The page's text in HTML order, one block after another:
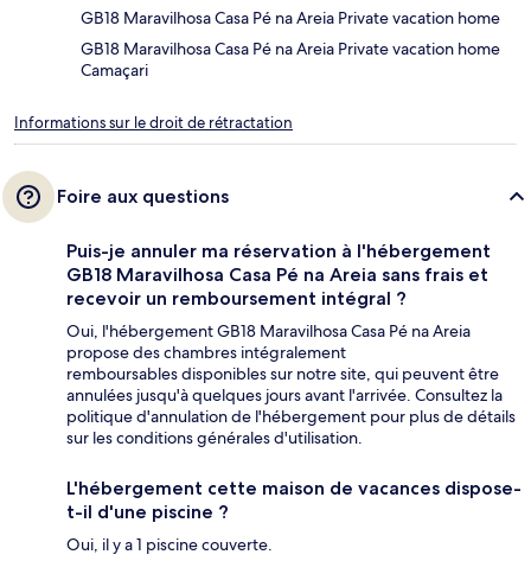
GB18 Maravilhosa Casa Pé na Areia Private vacation home
GB18 Maravilhosa Casa Pé na Areia Private vacation home
Camaçari
Informations sur le droit de rétractation
Foire aux questions
Puis-je annuler ma réservation à l'hébergement
GB18 Maravilhosa Casa Pé na Areia sans frais et
recevoir un remboursement intégral ?
Oui, l'hébergement GB18 Maravilhosa Casa Pé na Areia
propose des chambres intégralement
remboursables disponibles sur notre site, qui peuvent être
annulées jusqu'à quelques jours avant l'arrivée. Consultez la
politique d'annulation de l'hébergement pour plus de détails
sur les conditions générales d'utilisation.
L'hébergement cette maison de vacances dispose-
t-il d'une piscine ?
Oui, il y a 1 piscine couverte.